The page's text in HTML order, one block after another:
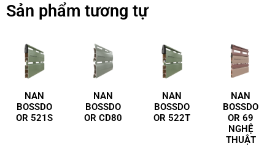
Sản phẩm tương tự
NAN
BOSSDO
OR 521S
NAN
BOSSDO
OR CD80
NAN
BOSSDO
OR 522T
NAN
BOSSDO
OR 69
NGHỆ
THUẬT